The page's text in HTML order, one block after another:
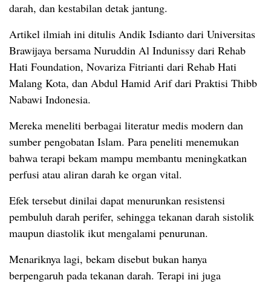
darah, dan kestabilan detak jantung.
Artikel ilmiah ini ditulis Andik Isdianto dari Universitas
Brawijaya bersama Nuruddin Al Indunissy dari Rehab
Hati Foundation, Novariza Fitrianti dari Rehab Hati
Malang Kota, dan Abdul Hamid Arif dari Praktisi Thibb
Nabawi Indonesia.
Mereka meneliti berbagai literatur medis modern dan
sumber pengobatan Islam. Para peneliti menemukan
bahwa terapi bekam mampu membantu meningkatkan
perfusi atau aliran darah ke organ vital.
Efek tersebut dinilai dapat menurunkan resistensi
pembuluh darah perifer, sehingga tekanan darah sistolik
maupun diastolik ikut mengalami penurunan.
Menariknya lagi, bekam disebut bukan hanya
berpengaruh pada tekanan darah. Terapi ini juga